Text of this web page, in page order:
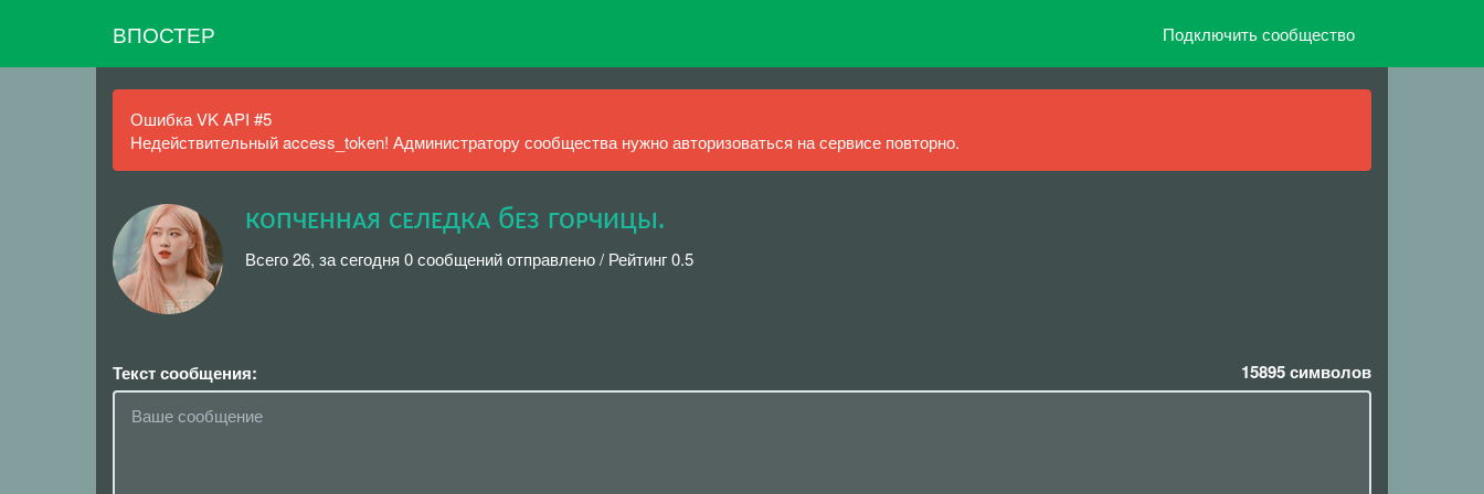
ВПОСТЕР Подключить сообщество
Ошибка VK API #5
Недействительный access_token! Администратору сообщества нужно авторизоваться на сервисе повторно.
копчᴇннᴀя сᴇлᴇдкᴀ бᴇз гоᴘчицы.
Всего 26, за сегодня 0 сообщений отправлено / Рейтинг 0.5
Текст сообщения: 15895символов